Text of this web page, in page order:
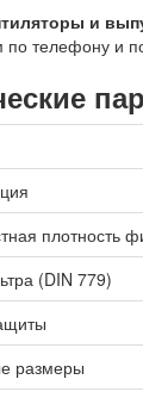
и
по телефону и
плотность
(DIN 779)
размеры